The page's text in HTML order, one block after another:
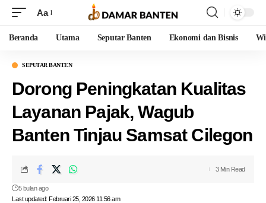
Aa
Beranda Utama Seputar Banten Ekonomi dan Bisnis
SEPUTAR BANTEN
Dorong Peningkatan Kualitas
Layanan Pajak, Wagub
Banten Tinjau Samsat Cilegon
Last updated: Februari 25, 2026 11:56 am
5 bulan ago
3 Min Read